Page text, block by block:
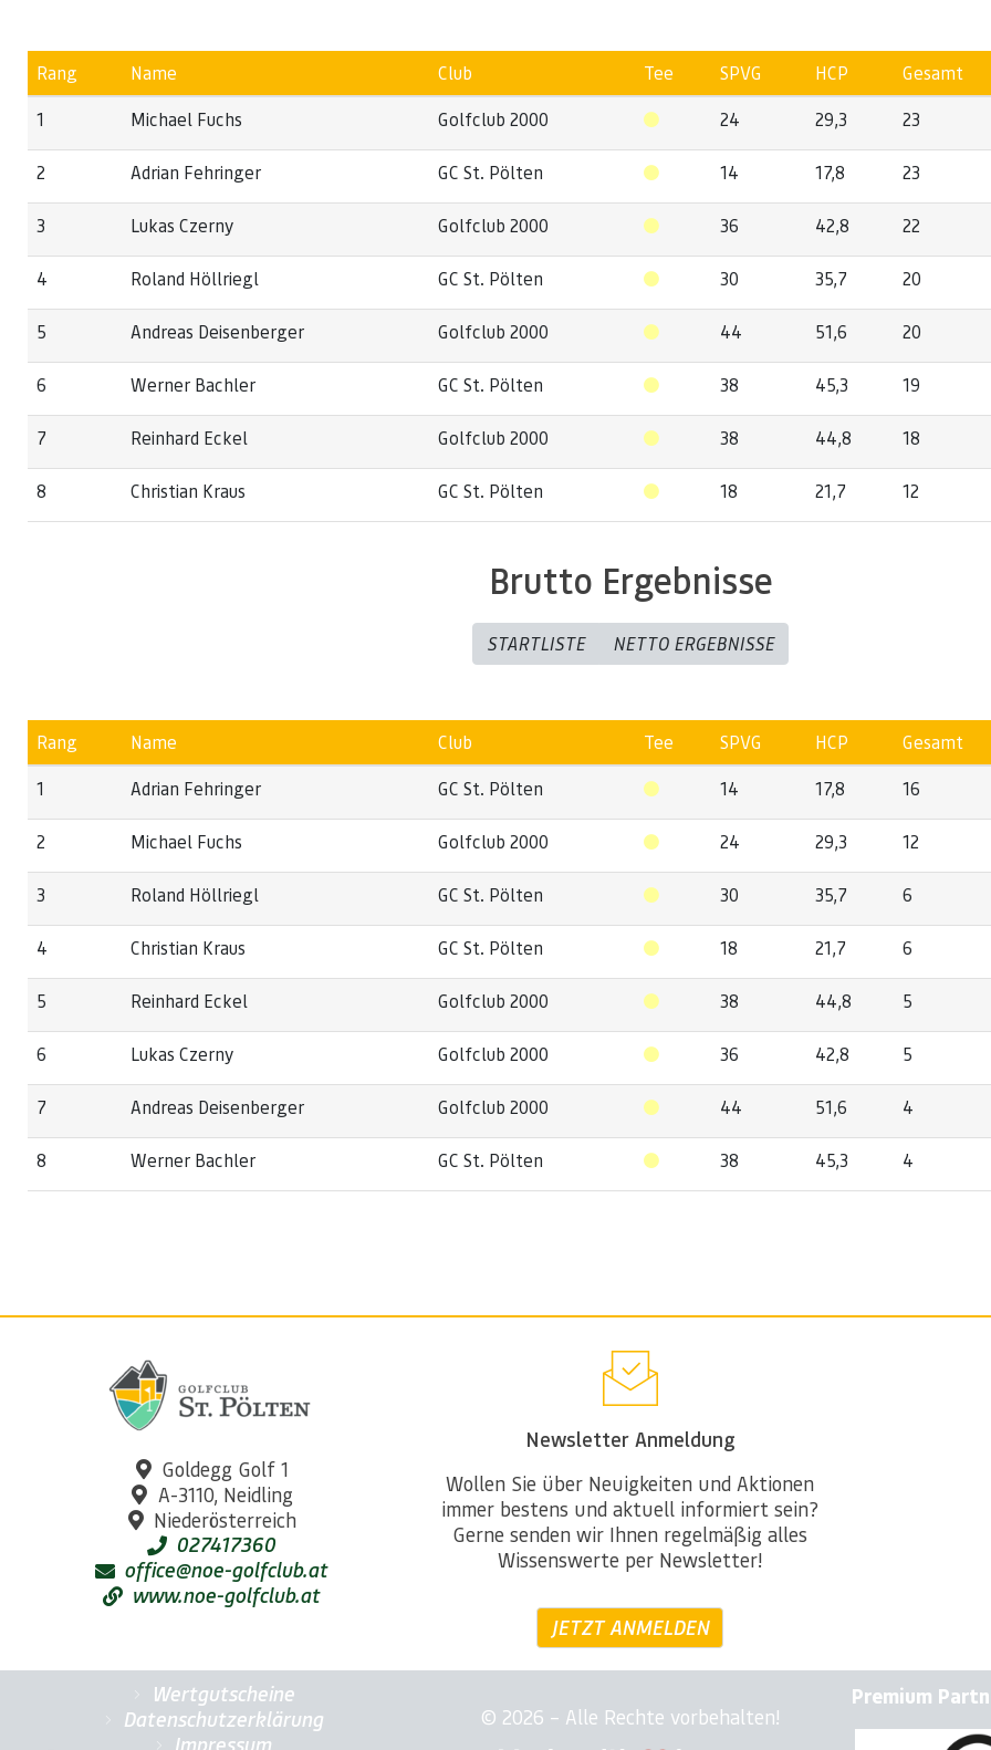
Rang Name Club Tee SPVG HCP
Gesamt
1
Michael Fuchs Golfclub 2000 24 29,3 23
2 Adrian Fehringer GC St. Pölten 14 17,8 23
3 Lukas Czerny Golfclub 2000 36 42,8 22
4 Roland Höllriegl GC St. Pölten 30 35,7 20
5 Andreas Deisenberger Golfclub 2000 44 51,6 20
6 Werner Bachler GC St. Pölten 38 45,3 19
7 Reinhard Eckel Golfclub 2000 38 44,8 18
8 Christian Kraus GC St. Pölten 18 21,7 12
Brutto Ergebnisse
STARTLISTE NETTO ERGEBNISSE
Rang Name Club Tee SPVG HCP
Gesamt
1
Adrian Fehringer GC St. Pölten 14 17,8 16
2 Michael Fuchs Golfclub 2000 24 29,3 12
3 Roland Höllriegl GC St. Pölten 30 35,7 6
4 Christian Kraus GC St. Pölten 18 21,7 6
5 Reinhard Eckel Golfclub 2000 38 44,8 5
6 Lukas Czerny Golfclub 2000 36 42,8 5
7 Andreas Deisenberger Golfclub 2000 44 51,6 4
8 Werner Bachler GC St. Pölten 38 45,3 4
Goldegg Golf 1
A-3110, Neidling
Niederösterreich
027417360
office@noe-golfclub.at
www.noe-golfclub.at
Newsletter Anmeldung
Wollen Sie über Neuigkeiten und Aktionen
immer bestens und aktuell informiert sein?
Gerne senden wir Ihnen regelmäßig alles
Wissenswerte per Newsletter!
JETZT ANMELDEN
Wertgutscheine
Datenschutzerklärung
Impressum
© 2026 – Alle Rechte vorbehalten!
Premium